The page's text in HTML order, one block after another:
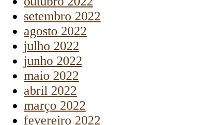
setembro 2022
agosto 2022
julho 2022
junho 2022
maio 2022
abril 2022
março 2022
fevereiro 2022